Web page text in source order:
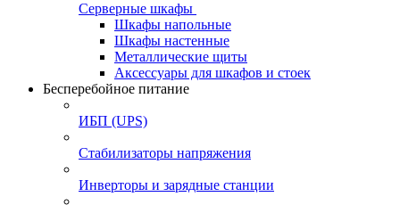
Серверные шкафы
Шкафы напольные
Шкафы настенные
Металлические щиты
Аксессуары для шкафов и стоек
Бесперебойное питание
ИБП (UPS)
Стабилизаторы напряжения
Инверторы и зарядные станции